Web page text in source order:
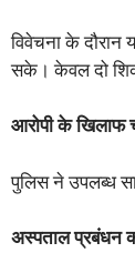
विवेचना के दौरान
सके। केवल दो
आरोपी के खिलाफ
पुलिस ने उपलब्ध
अस्पताल प्रबंधन